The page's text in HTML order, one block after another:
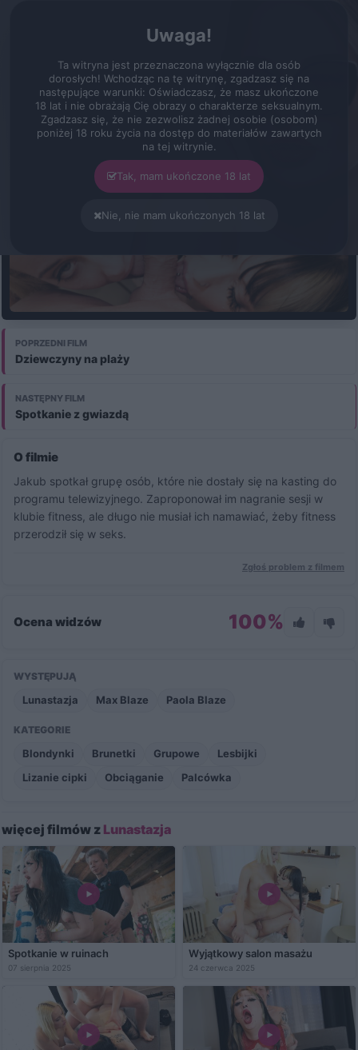
Uwaga!
Ta witryna jest przeznaczona wyłącznie dla osób
dorosłych! Wchodząc na tę witrynę, zgadzasz się na
następujące warunki: Oświadczasz, że masz ukończone
18 lat i nie obrażają Cię obrazy o charakterze seksualnym.
Zgadzasz się, że nie zezwolisz żadnej osobie (osobom)
poniżej 18 roku życia na dostęp do materiałów zawartych
na tej witrynie.
Tak, mam ukończone 18 lat
Nie, nie mam ukończonych 18 lat
Czas: 23:25 Jakość: 2160p Konto VIP
Udany kasting
Aktywuj Konto VIP
Obejrzyj pełną wersję filmu i zyskaj dostęp do wszystkich
POPRZEDNI FILM
Dziewczyny na plaży
NASTĘPNY FILM
Spotkanie z gwiazdą
O filmie
Jakub spotkał grupę osób, które nie dostały się na kasting do
programu telewizyjnego. Zaproponował im nagranie sesji w
klubie fitness, ale długo nie musiał ich namawiać, żeby fitness
przerodził się w seks.
Zgłoś problem z filmem
Ocena widzów 100%
WYSTĘPUJĄ
Lunastazja Max Blaze Paola Blaze
KATEGORIE
Blondynki Brunetki Grupowe
Lesbijki
Lizanie cipki
Obciąganie Palcówka
więcej filmów z Lunastazja
Spotkanie w ruinach
07 sierpnia 2025
Wyjątkowy salon masażu
24 czerwca 2025